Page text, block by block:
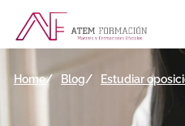
Home Blog Estudiar